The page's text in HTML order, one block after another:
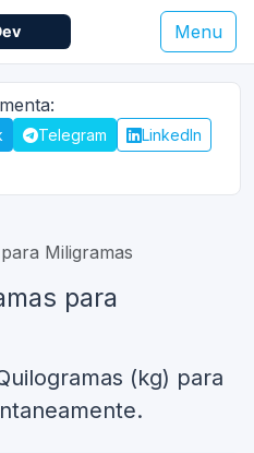
Menu
Telegram
LinkedIn
Miligramas
para
(kg) para